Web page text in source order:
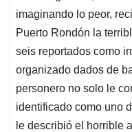
imaginando lo peor,
Puerto Rondón la
seis reportados como
organizado dados de
personero no solo le
identificado como uno
le describió el horrible